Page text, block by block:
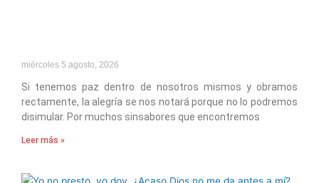
miércoles 5 agosto, 2026
Si tenemos paz dentro de nosotros mismos y obramos
rectamente, la alegría se nos notará porque no lo podremos
disimular. Por muchos sinsabores que encontremos
Leer más »